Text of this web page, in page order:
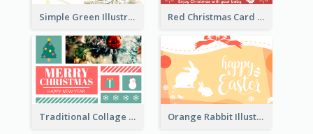
Simple Green Illustration Christmas Card Red Christmas Card With Photography Of Pet
Traditional Collage Design Christmas Card Idea Orange Rabbit Illustration Happy Easter Greeting Card